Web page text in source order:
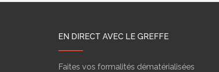
EN DIRECT AVEC LE GREFFE
Faites vos formalités dématérialisées